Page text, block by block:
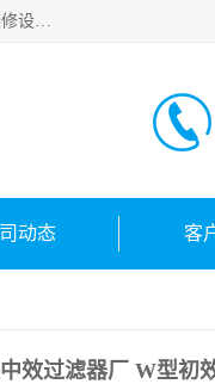
从事各种实验室、手术室、医院、食品、化妆品、制药、医疗器械、光学、半导体、精密电子等无尘车间行业的洁净车间装修设计、净化设备、恒温恒湿空调的设计制作与安装、净化系统工程项目施工及其技术支持服务。
动态 客
效过滤器厂 W型初